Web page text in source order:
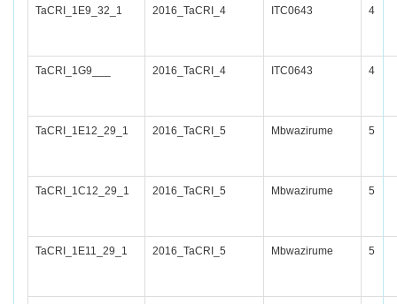
TaCRI_1E9_32_1 2016_TaCRI_4 ITC0643 4
TaCRI_1G9___ 2016_TaCRI_4 ITC0643 4
TaCRI_1E12_29_1 2016_TaCRI_5 Mbwazirume 5
TaCRI_1C12_29_1 2016_TaCRI_5 Mbwazirume 5
TaCRI_1E11_29_1 2016_TaCRI_5 Mbwazirume 5